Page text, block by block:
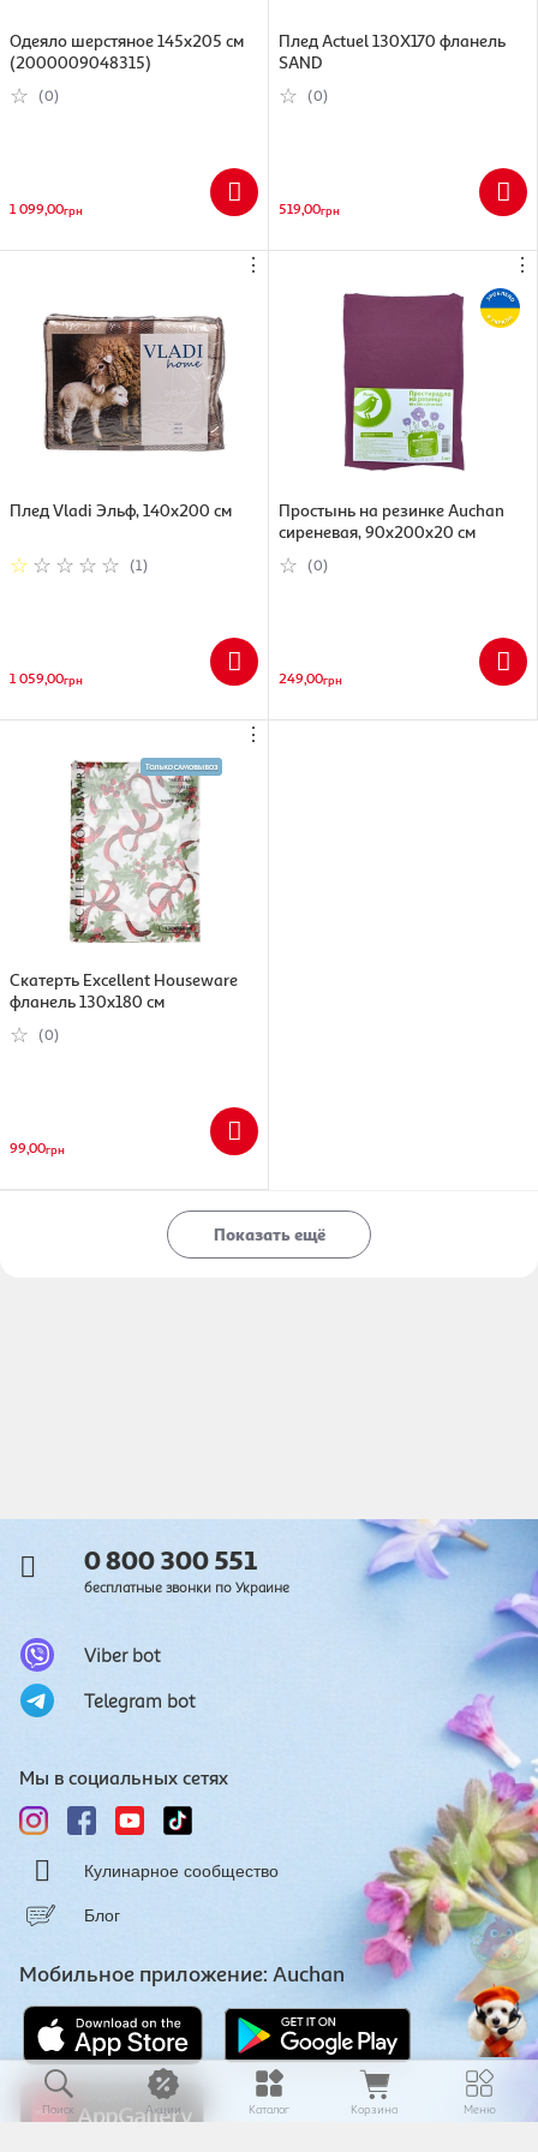
Одеяло шерстяное 145х205 см
(2000009048315)
(0)
1 099,00грн
Плед Actuel 130Х170 фланель
SAND
(0)
519,00грн
⋮
Плед Vladi Эльф, 140х200 см
(1)
1 059,00грн
⋮
Простынь на резинке Auchan
сиреневая, 90х200х20 см
(0)
249,00грн
⋮
Скатерть Excellent Houseware
фланель 130х180 см
(0)
99,00грн
Показать ещё
0 800 300 551
бесплатные звонки по Украине
Viber bot
Telegram bot
Мы в социальных сетях
Кулинарное сообщество
Блог
Мобильное приложение: Auchan
Поиск Акции Каталог Корзина Меню